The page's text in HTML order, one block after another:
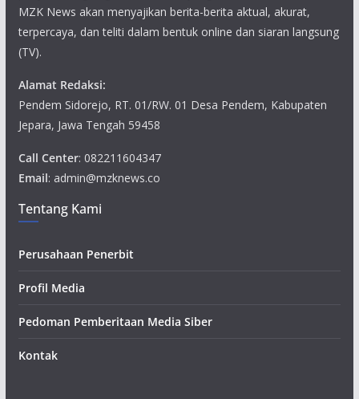
MZK News akan menyajikan berita-berita aktual, akurat,
terpercaya, dan teliti dalam bentuk online dan siaran langsung
(TV).
Alamat Redaksi:
Pendem Sidorejo, RT. 01/RW. 01 Desa Pendem, Kabupaten
Jepara, Jawa Tengah 59458
Call Center: 082211604347
Email: admin@mzknews.co
Tentang Kami
Perusahaan Penerbit
Profil Media
Pedoman Pemberitaan Media Siber
Kontak